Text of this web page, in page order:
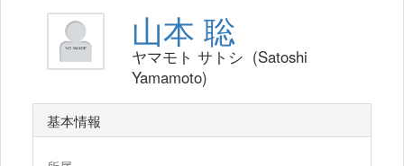
山本 聡
ヤマモト サトシ (Satoshi
Yamamoto)
基本情報